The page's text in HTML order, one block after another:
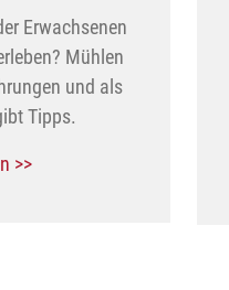
Erwachsenen
Mühlen
und als
Tipps.
>>